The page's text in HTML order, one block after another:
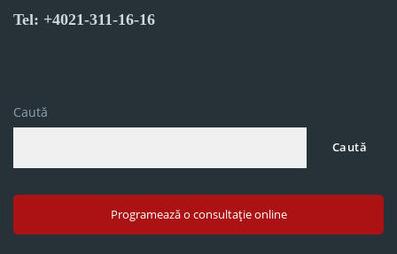
Tel: +4021-311-16-16
Caută
Caută
Programează o consultație online